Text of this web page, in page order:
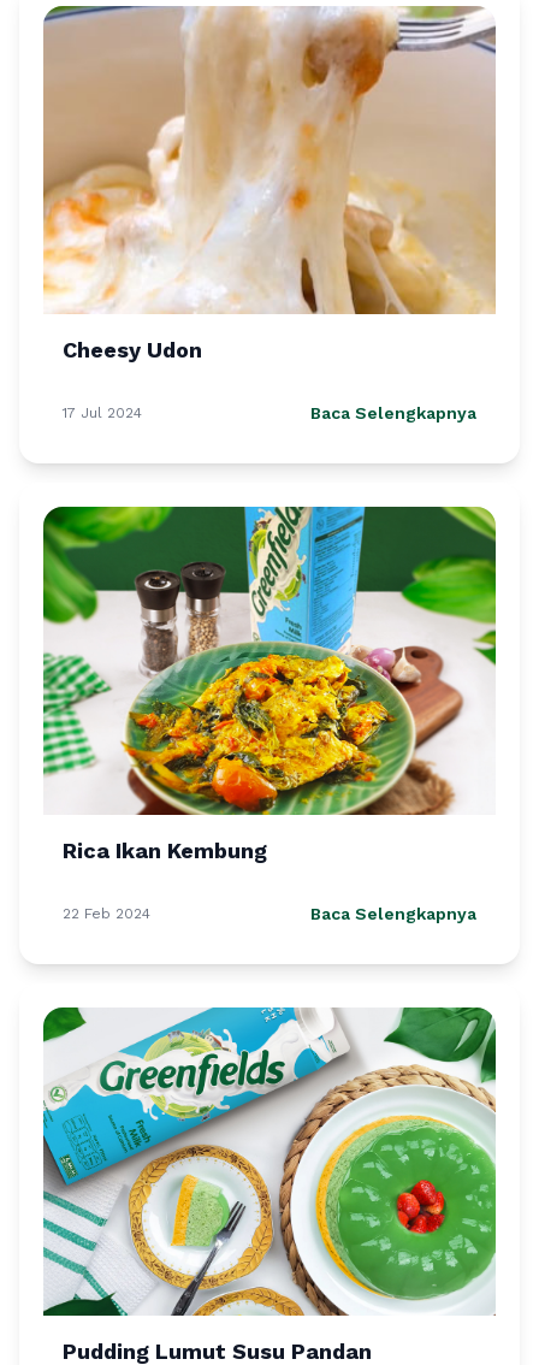
Cheesy Udon
17 Jul 2024 Baca Selengkapnya
Rica Ikan Kembung
22 Feb 2024 Baca Selengkapnya
Pudding Lumut Susu Pandan